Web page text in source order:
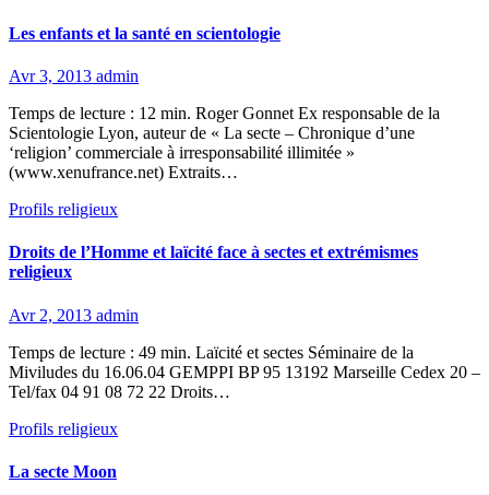
Les enfants et la santé en scientologie
Avr 3, 2013 admin
Temps de lecture : 12 min. Roger Gonnet Ex responsable de la
Scientologie Lyon, auteur de « La secte – Chronique d’une
‘religion’ commerciale à irresponsabilité illimitée »
(www.xenufrance.net) Extraits…
Profils religieux
Droits de l’Homme et laïcité face à sectes et extrémismes
religieux
Avr 2, 2013 admin
Temps de lecture : 49 min. Laïcité et sectes Séminaire de la
Miviludes du 16.06.04 GEMPPI BP 95 13192 Marseille Cedex 20 –
Tel/fax 04 91 08 72 22 Droits…
Profils religieux
La secte Moon